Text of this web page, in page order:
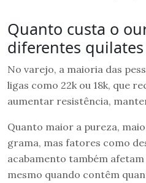
Quanto custa o
diferentes quilates
No varejo, a maioria das
ligas como 22k ou 18k, que
aumentar resistência,
Quanto maior a pureza,
grama, mas fatores como
acabamento também
mesmo quando contêm